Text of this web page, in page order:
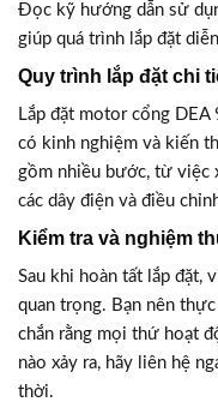
Đọc kỹ hướng dẫn sử
giúp quá trình lắp đặt
Quy trình lắp đặt chi
Lắp đặt motor cổng
có kinh nghiệm và kiến
gồm nhiều bước, từ việc
các dây điện và điều
Kiểm tra và nghiệm
Sau khi hoàn tất lắp đặt,
quan trọng. Bạn nên
chắn rằng mọi thứ hoạt
nào xảy ra, hãy liên hệ
thời.